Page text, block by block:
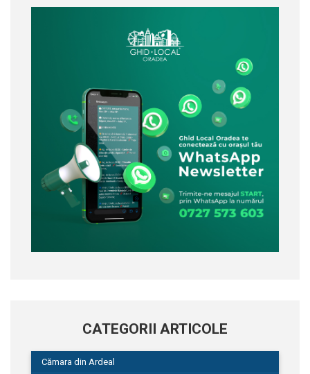
CATEGORII ARTICOLE
Cămara din Ardeal